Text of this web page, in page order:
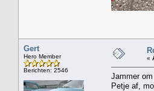
Gert
Hero Member
Berichten: 2546
«
Jammer
Petje af,